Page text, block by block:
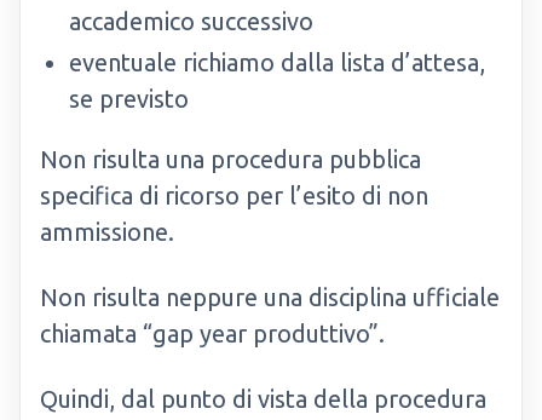
accademico successivo
eventuale richiamo dalla lista d’attesa,
se previsto
Non risulta una procedura pubblica
specifica di ricorso per l’esito di non
ammissione.
Non risulta neppure una disciplina ufficiale
chiamata “gap year produttivo”.
Quindi, dal punto di vista della procedura